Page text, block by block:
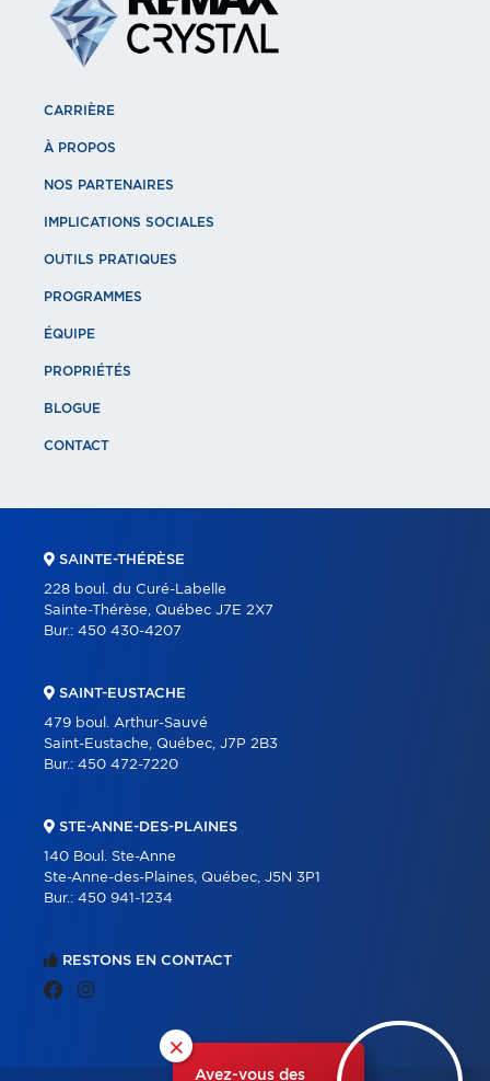
×
Avez-vous des
CARRIÈRE
À PROPOS
NOS PARTENAIRES
IMPLICATIONS SOCIALES
OUTILS PRATIQUES
PROGRAMMES
ÉQUIPE
PROPRIÉTÉS
BLOGUE
CONTACT
RESTONS EN CONTACT
SAINTE-THÉRÈSE
228 boul. du Curé-Labelle
Sainte-Thérèse, Québec J7E 2X7
Bur.: 450 430-4207
SAINT-EUSTACHE
479 boul. Arthur-Sauvé
Saint-Eustache, Québec, J7P 2B3
Bur.: 450 472-7220
STE-ANNE-DES-PLAINES
140 Boul. Ste-Anne
Ste-Anne-des-Plaines, Québec, J5N 3P1
Bur.: 450 941-1234